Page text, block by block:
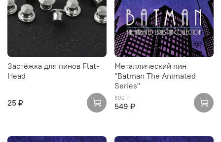
Застёжка для пинов Flat-
Head
25 ₽
Металлический пин
"Batman The Animated
Series"
600 ₽
549 ₽